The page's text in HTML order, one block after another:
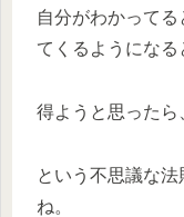
自分がわかって
てくるようになる
得ようと思ったら
という不思議な
ね。